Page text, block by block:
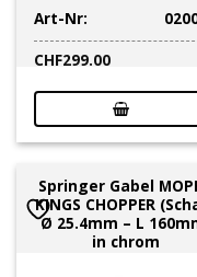
Art-Nr:
CHF299.00
Springer Gabel
KINGS CHOPPER
Ø 25.4mm – L
in chrom